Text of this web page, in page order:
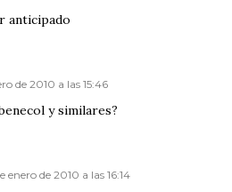
anticipado
de 2010 a las 15:46
y similares?
enero de 2010 a las 16:14